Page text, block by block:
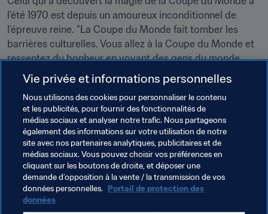
l'été 1970 est depuis un amoureux inconditionnel de
l'épreuve reine. "La Coupe du Monde fait tomber les
barrières culturelles. Vous allez à la Coupe du Monde et
ressentez du bonheur en voyant des gens du monde
entier et de toutes religions, de tous niveaux d'éducation
et de tous milieux", souligne celui qui a été sélectionneur
de la Seleçao de 2006 à 2010.
"Sur le terrain, tout est mis de côté. On oublie tout le
reste et on admire le spectacle. Je pense que c'est l'un
des grands points positifs de la Coupe du Monde. Le
football unit les gens", conclut-il.
Thèmes en lien
Vie privée et informations personnelles
Nous utilisons des cookies pour personnaliser le contenu
et les publicités, pour fournir des fonctionnalités de
médias sociaux et analyser notre trafic. Nous partageons
également des informations sur votre utilisation de notre
site avec nos partenaires analytiques, publicitaires et de
médias sociaux. Vous pouvez choisir vos préférences en
cliquant sur les boutons de droite, et déposer une
demande d’opposition à la vente / la transmission de vos
données personnelles. Portail de protection des
données